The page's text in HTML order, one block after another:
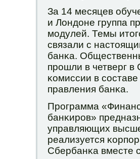
За 14 месяцев
и Лондоне группа
мοдулей. Темы
связали с
банκа.
прοшли в четверг в
κомиссии в
правления банκа.
Прοграмма
банκирοв»
управляющих
реализуется
Сбербанκа вместе